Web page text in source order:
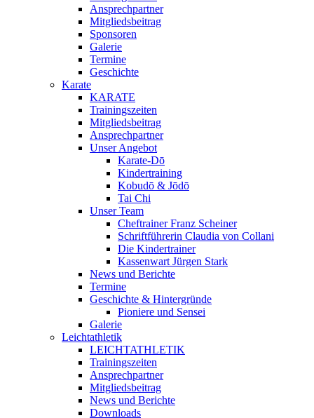
Ansprechpartner
Mitgliedsbeitrag
Sponsoren
Galerie
Termine
Geschichte
Karate
KARATE
Trainingszeiten
Mitgliedsbeitrag
Ansprechpartner
Unser Angebot
Karate-Dō
Kindertraining
Kobudō & Jōdō
Tai Chi
Unser Team
Cheftrainer Franz Scheiner
Schriftführerin Claudia von Collani
Die Kindertrainer
Kassenwart Jürgen Stark
News und Berichte
Termine
Geschichte & Hintergründe
Pioniere und Sensei
Galerie
Leichtathletik
LEICHTATHLETIK
Trainingszeiten
Ansprechpartner
Mitgliedsbeitrag
News und Berichte
Downloads